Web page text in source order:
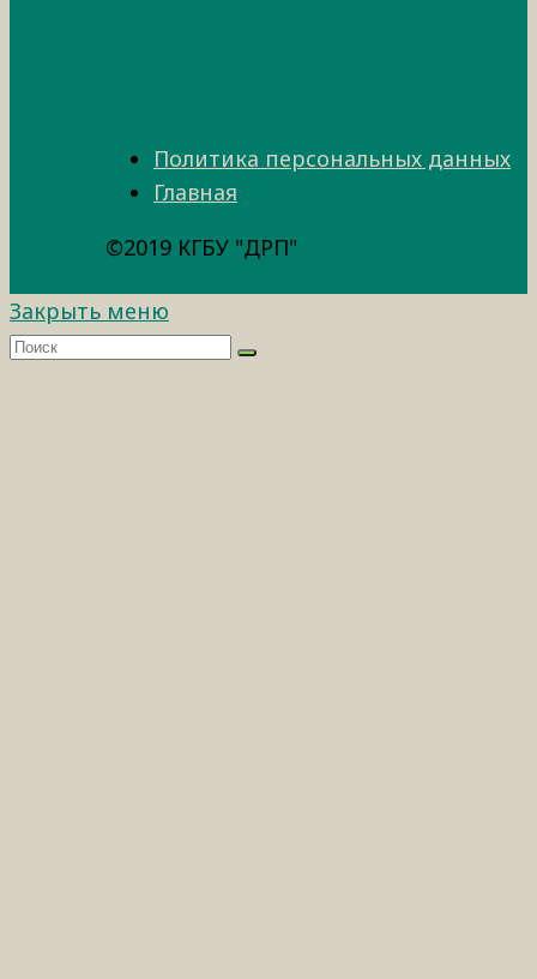
Политика персональных данных
Главная
©2019 КГБУ "ДРП"
Закрыть меню